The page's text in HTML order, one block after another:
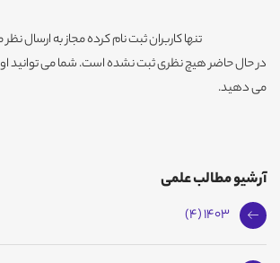
تنها کاربران ثبت نام کرده مجاز به ارسال
در حال حاضر هیچ نظری ثبت نشده است. شما می توانید
می دهید.
آرشیو مطالب علمی
1403 (4)